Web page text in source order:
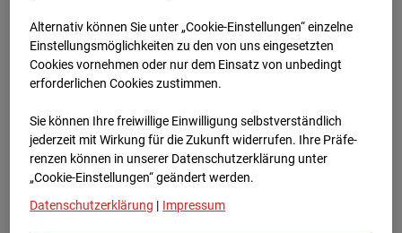
Stuttgart
Zur Übersicht
Europe/Berlin
Alternativ können Sie unter „Cookie-Einstellungen“ einzelne
Einstellungsmöglichkeiten zu den von uns eingesetzten
Cookies vornehmen oder nur dem Einsatz von unbedingt
erforderlichen Cookies zustimmen.
Sie können Ihre freiwillige Einwilligung selbstverständlich
jederzeit mit Wirkung für die Zukunft widerrufen. Ihre Prä­fe­
renzen können in unserer Datenschutzerklärung unter
„Cookie-Einstellungen“ geändert werden.
Datenschutzerklärung | Impressum